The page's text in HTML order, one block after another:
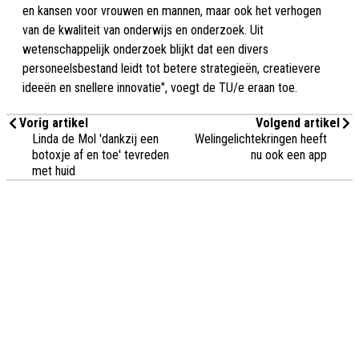
en kansen voor vrouwen en mannen, maar ook het verhogen
van de kwaliteit van onderwijs en onderzoek. Uit
wetenschappelijk onderzoek blijkt dat een divers
personeelsbestand leidt tot betere strategieën, creatievere
ideeën en snellere innovatie", voegt de TU/e eraan toe.
Vorig artikel
Linda de Mol 'dankzij een
botoxje af en toe' tevreden
met huid
Volgend artikel
Welingelichtekringen heeft
nu ook een app